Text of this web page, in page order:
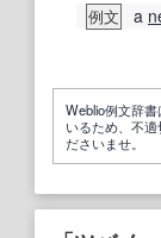
例文 a
Weblio例文辞
いるため、不
ださいませ。